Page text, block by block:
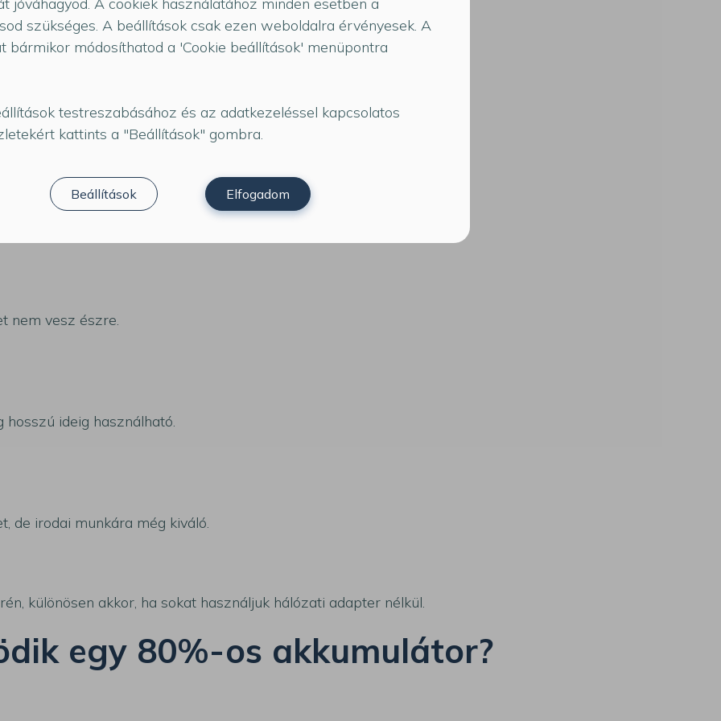
szükséges. A beállítások csak ezen weboldalra érvényesek. A
bármikor módosíthatod a 'Cookie beállítások' menüpontra
testreszabásához és az adatkezeléssel kapcsolatos
kattints a "Beállítások" gombra.
Beállítások Elfogadom
hogy már nem 100%-os az akkumulátor.
nem vesz észre.
ideig használható.
de irodai munkára még kiváló.
különösen akkor, ha sokat használjuk hálózati adapter nélkül.
egy 80%-os akkumulátor?